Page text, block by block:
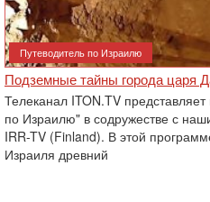
Путеводитель по Израилю
Подземные тайны города царя
Телеканал ITON.TV
по Израилю" в содружестве с
IRR-TV (Finland). В этой
Израиля древний